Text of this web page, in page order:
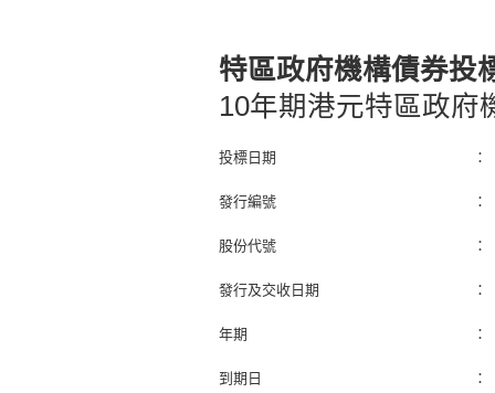
特區政府機構債券投
10年期港元特區政府
投標日期 ：
發行編號 ：
股份代號 ：
發行及交收日期 ：
年期 ：
到期日 ：